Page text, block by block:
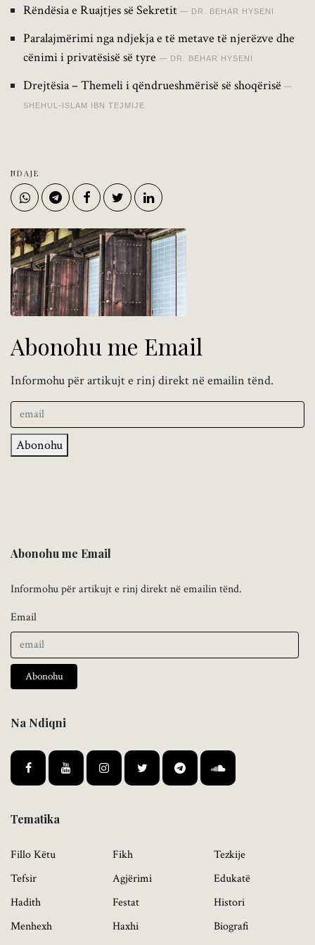
Rëndësia e Ruajtjes së Sekretit DR. BEHAR HYSENI
Paralajmërimi nga ndjekja e të metave të njerëzve dhe
cënimi i privatësisë së tyre
DR. BEHAR HYSENI
Drejtësia – Themeli i qëndrueshmërisë së shoqërisë
SHEHUL-ISLAM IBN TEJMIJE
NDAJE
Abonohu me Email
Informohu për artikujt e rinj direkt në emailin tënd.
Abonohu
Abonohu me Email
Informohu për artikujt e rinj direkt në emailin tënd.
Email
Abonohu
Na Ndiqni
Tematika
Fillo Këtu
Tefsir
Hadith
Menhexh
Fikh
Agjërimi
Festat
Haxhi
Tezkije
Edukatë
Histori
Biografi